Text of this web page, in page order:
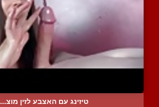
טיזינג עם האצבע לזין מוצ...